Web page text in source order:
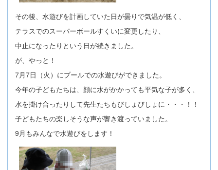
その後、水遊びを計画していた日が曇りで気温が低く、
テラスでのスーパーボールすくいに変更したり、
中止になったりという日が続きました。
が、やっと！
7月7日（火）にプールでの水遊びができました。
今年の子どもたちは、顔に水がかかっても平気な子が多く、
水を掛け合ったりして先生たちもびしょびしょに・・・！！
子どもたちの楽しそうな声が響き渡っていました。
9月もみんなで水遊びをします！